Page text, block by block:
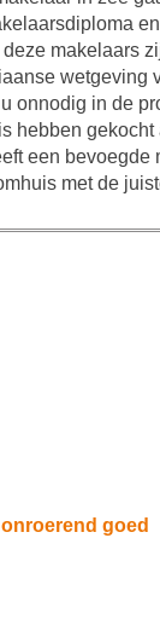
makelaars
onnodig in de
hebben
een
met de
goed